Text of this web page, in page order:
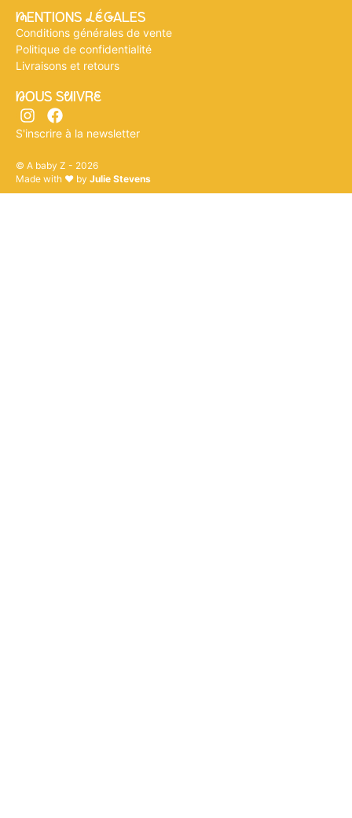
mENTIONS légALES
Conditions générales de vente
Politique de confidentialité
Livraisons et retours
nOUS SuIVRe
S'inscrire à la newsletter
© A baby Z - 2026
Made with ♥ by Julie Stevens